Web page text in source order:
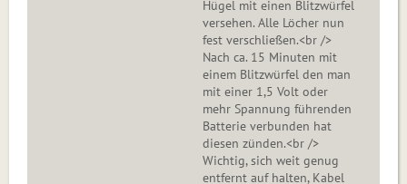
Hügel mit einen Blitzwürfel
versehen. Alle Löcher nun
fest verschließen.<br />
Nach ca. 15 Minuten mit
einem Blitzwürfel den man
mit einer 1,5 Volt oder
mehr Spannung führenden
Batterie verbunden hat
diesen zünden.<br />
Wichtig, sich weit genug
entfernt auf halten, Kabel